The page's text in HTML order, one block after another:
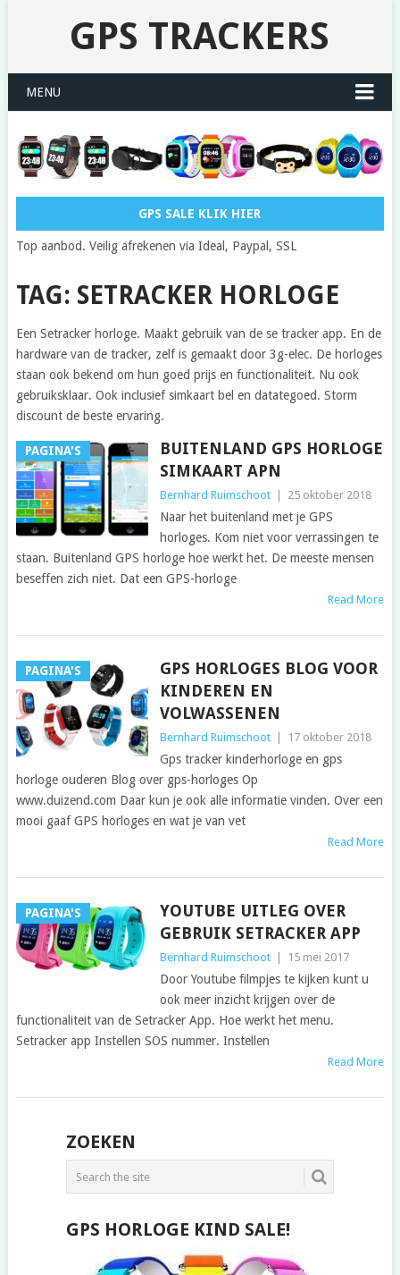
GPS TRACKERS
MENU
GPS SALE KLIK HIER
Top aanbod. Veilig afrekenen via Ideal, Paypal, SSL
TAG: SETRACKER HORLOGE
Een Setracker horloge. Maakt gebruik van de se tracker app. En de
hardware van de tracker, zelf is gemaakt door 3g-elec. De horloges
staan ook bekend om hun goed prijs en functionaliteit. Nu ook
gebruiksklaar. Ook inclusief simkaart bel en datategoed. Storm
discount de beste ervaring.
PAGINA'S
BUITENLAND GPS HORLOGE
SIMKAART APN
Bernhard Ruimschoot 25 oktober 2018
Naar het buitenland met je GPS
horloges. Kom niet voor verrassingen te
staan. Buitenland GPS horloge hoe werkt het. De meeste mensen
beseffen zich niet. Dat een GPS-horloge
Read More
PAGINA'S
GPS HORLOGES BLOG VOOR
KINDEREN EN
VOLWASSENEN
Bernhard Ruimschoot 17 oktober 2018
Gps tracker kinderhorloge en gps
horloge ouderen Blog over gps-horloges Op
www.duizend.com Daar kun je ook alle informatie vinden. Over een
mooi gaaf GPS horloges en wat je van vet
Read More
PAGINA'S
YOUTUBE UITLEG OVER
GEBRUIK SETRACKER APP
Bernhard Ruimschoot 15 mei 2017
Door Youtube filmpjes te kijken kunt u
ook meer inzicht krijgen over de
functionaliteit van de Setracker App. Hoe werkt het menu.
Setracker app Instellen SOS nummer. Instellen
Read More
POSTS
NAVIGATION
ZOEKEN
GPS HORLOGE KIND SALE!